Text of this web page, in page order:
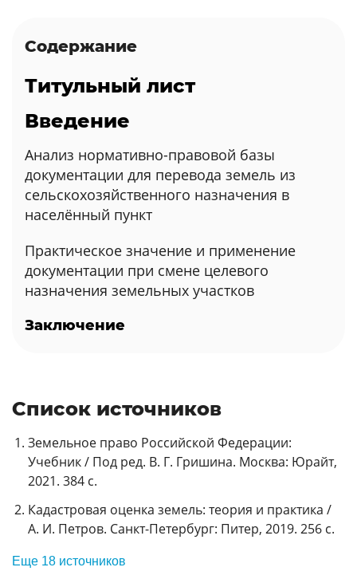
Содержание
Титульный лист
Введение
Анализ нормативно-правовой базы
документации для перевода земель из
сельскохозяйственного назначения в
населённый пункт
Практическое значение и применение
документации при смене целевого
назначения земельных участков
Заключение
Список источников
Земельное право Российской Федерации:
Учебник / Под ред. В. Г. Гришина. Москва: Юрайт,
2021. 384 с.
Кадастровая оценка земель: теория и практика /
А. И. Петров. Санкт-Петербург: Питер, 2019. 256 с.
Еще 18 источников